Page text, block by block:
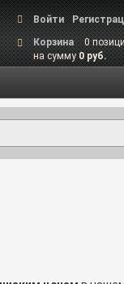
Войти
Корзина
0
на сумму0 руб.